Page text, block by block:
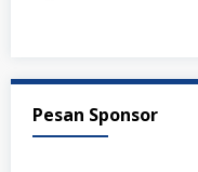
Pesan Sponsor